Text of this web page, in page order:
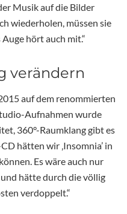
Musik auf die Bilder
wiederholen, müssen sie
hört auch mit.“
verändern
auf dem renommierten
Aufnahmen wurde
360°-Raumklang gibt es
hätten wir ‚Insomnia’ in
Es wäre auch nur
hätte durch die völlig
verdoppelt.“